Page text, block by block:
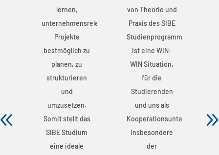
lernen,
unternehmensrelevante
Projekte
bestmöglich zu
planen, zu
strukturieren
und
umzusetzen.
Somit stellt das
SIBE Studium
eine ideale
von Theorie und
Praxis des SIBE
Studienprogramms
ist eine WIN-
WIN Situation,
für die
Studierenden
und uns als
Kooperationsunternehmen.
Insbesondere
der